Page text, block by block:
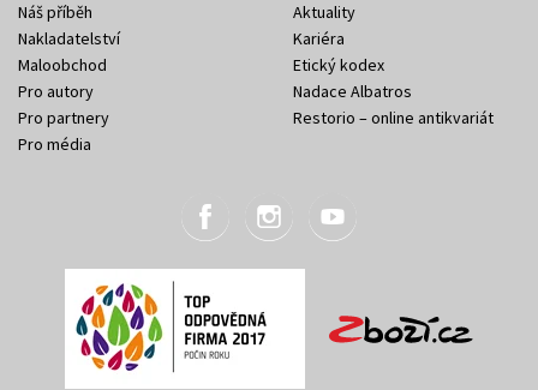
Náš příběh
Nakladatelství
Maloobchod
Pro autory
Pro partnery
Pro média
Aktuality
Kariéra
Etický kodex
Nadace Albatros
Restorio – online antikvariát